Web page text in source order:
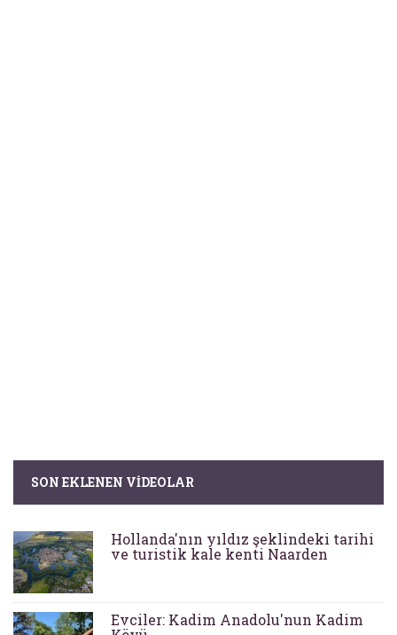
SON EKLENEN VIDEOLAR
Hollanda'nın yıldız şeklindeki tarihi
ve turistik kale kenti Naarden
Evciler: Kadim Anadolu'nun Kadim